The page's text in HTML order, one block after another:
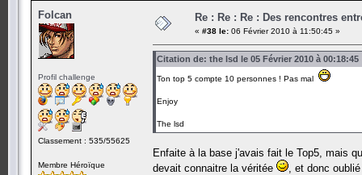
Folcan
Profil challenge
Classement : 535/55625
Membre Héroïque
Re : Re : Re : Des rencontres
« #38 le: 06 Février 2010 à 11:50:45 »
Citation de: the lsd le 05 Février 2010 à 00:18:45
Ton top 5 compte 10 personnes ! Pas mal
Enjoy
The lsd
Enfaite à la base j'avais fait le Top5, mais
devait connaitre la véritée
, et donc